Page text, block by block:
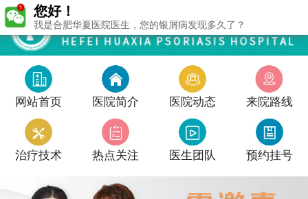
网站首页 医院简介 医院动态 来院路线
治疗技术 热点关注 医生团队 预约挂号
您好！
我是合肥华夏医院医生，您的银屑病发现多久了？